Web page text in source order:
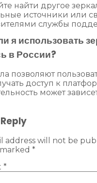
найти другое
источники или
службы
я использовать
в России?
позволяют
доступ к
может
address will not be
*
*